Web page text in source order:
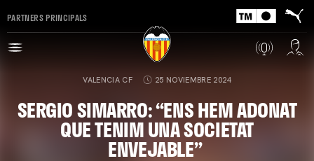
PARTNERS PRINCIPALS
VALENCIA CF 25 NOVIEMBRE 2024
SERGIO SIMARRO: “ENS HEM ADONAT
QUE TENIM UNA SOCIETAT
ENVEJABLE”